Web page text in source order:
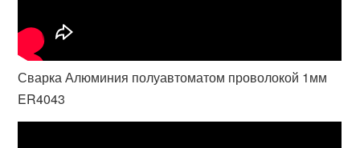
Сварка Алюминия полуавтоматом проволокой 1мм
ER4043